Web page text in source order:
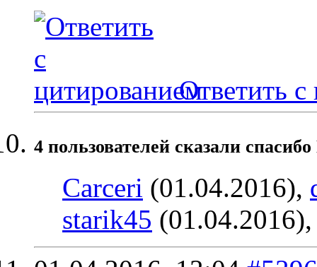
Ответить с
4 пользователей сказали
Carceri (01.04.2016),
starik45